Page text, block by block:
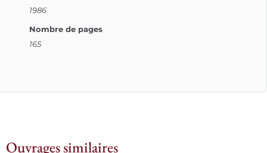
1986
Nombre de pages
165
Ouvrages similaires